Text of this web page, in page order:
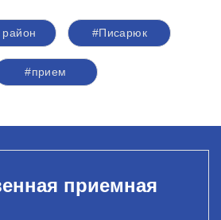
район #Писарюк
#прием
приемная